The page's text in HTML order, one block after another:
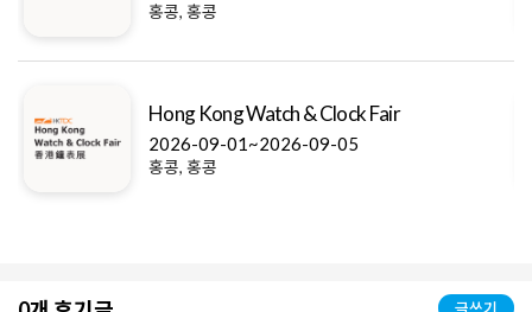
홍콩, 홍콩
Hong Kong Watch & Clock Fair
2026-09-01~2026-09-05
홍콩, 홍콩